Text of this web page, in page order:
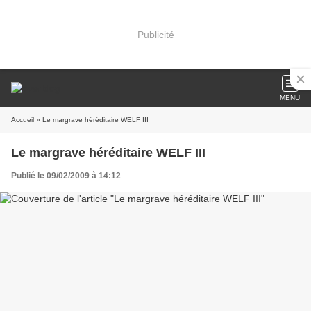
Publicité
MENU
Accueil » Le margrave héréditaire WELF III
Le margrave héréditaire WELF III
Publié le 09/02/2009 à 14:12